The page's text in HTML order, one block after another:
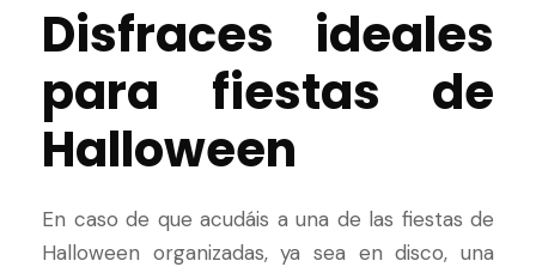
Disfraces ideales
para fiestas de
Halloween
En caso de que acudáis a una de las fiestas de
Halloween organizadas, ya sea en disco, una